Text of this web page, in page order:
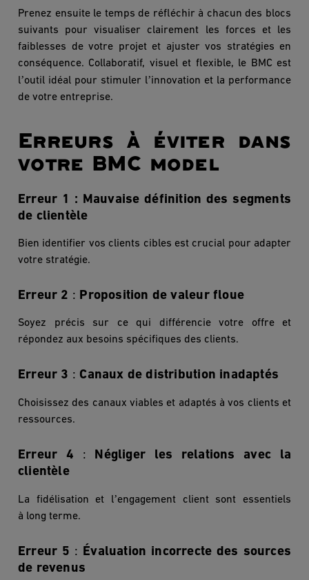
Prenez ensuite le temps de réfléchir à chacun des blocs
suivants pour visualiser clairement les forces et les
faiblesses de votre projet et ajuster vos stratégies en
conséquence. Collaboratif, visuel et flexible, le BMC est
l’outil idéal pour stimuler l’innovation et la performance
de votre entreprise.
Erreurs à éviter dans
votre BMC model
Erreur 1 : Mauvaise définition des segments
de clientèle
Bien identifier vos clients cibles est crucial pour adapter
votre stratégie.
Erreur 2 : Proposition de valeur floue
Soyez précis sur ce qui différencie votre offre et
répondez aux besoins spécifiques des clients.
Erreur 3 : Canaux de distribution inadaptés
Choisissez des canaux viables et adaptés à vos clients et
ressources.
Erreur 4 :
Négliger les relations avec la
clientèle
La fid élisation et l’engagement client sont essentiels
à long terme.
Erreur 5 : Évaluation incorrecte des sources
de revenus